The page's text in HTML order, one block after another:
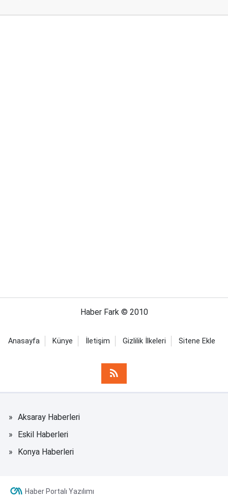
Haber Fark © 2010
Anasayfa Künye İletişim Gizlilik İlkeleri Sitene Ekle
Aksaray Haberleri
Eskil Haberleri
Konya Haberleri
Haber Portalı Yazılımı